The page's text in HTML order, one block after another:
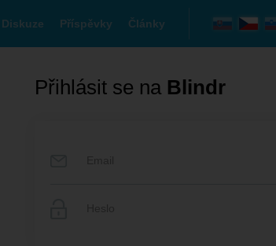
Diskuze Příspěvky Články
Přihlásit se na Blindr